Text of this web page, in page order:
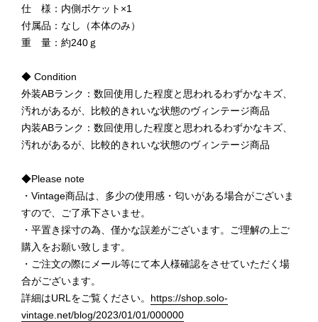
仕 様：内側ポケット×1
付属品：なし（本体のみ）
重 量：約240ｇ
◆ Condition
外装ABランク：数回使用した程度と思われるわずかなキズ、
汚れがあるが、比較的きれいな状態のヴィンテージ商品
内装ABランク：数回使用した程度と思われるわずかなキズ、
汚れがあるが、比較的きれいな状態のヴィンテージ商品
◆Please note
・Vintage商品は、多少の使用感・匂いがある場合がございま
すので、ご了承下さいませ。
・平置き採寸の為、僅かな誤差がございます。ご理解の上ご
購入をお願い致します。
・ご注文の際にメール等にて本人様確認をさせていただく場
合がございます。
詳細はURLをご覧ください。 https://shop.solo-
vintage.net/blog/2023/01/01/000000